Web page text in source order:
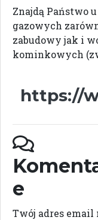
Znajdą Państwo
gazowych
zabudowy jak i
kominkowych
https://
e
Twój adres email